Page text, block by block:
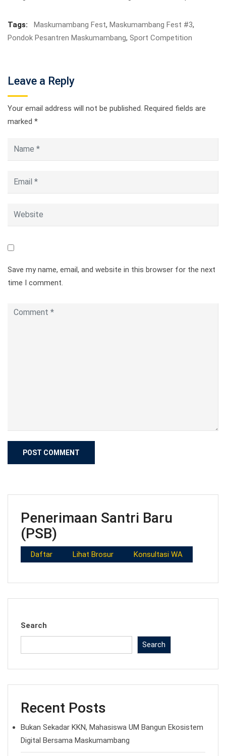
Tags: Maskumambang Fest, Maskumambang Fest #3,
Pondok Pesantren Maskumambang, Sport Competition
Leave a Reply
Your email address will not be published. Required fields are
marked *
Save my name, email, and website in this browser for the next
time I comment.
Penerimaan Santri Baru
(PSB)
Daftar Lihat Brosur Konsultasi WA
Search
Search
Recent Posts
Bukan Sekadar KKN, Mahasiswa UM Bangun Ekosistem
Digital Bersama Maskumambang